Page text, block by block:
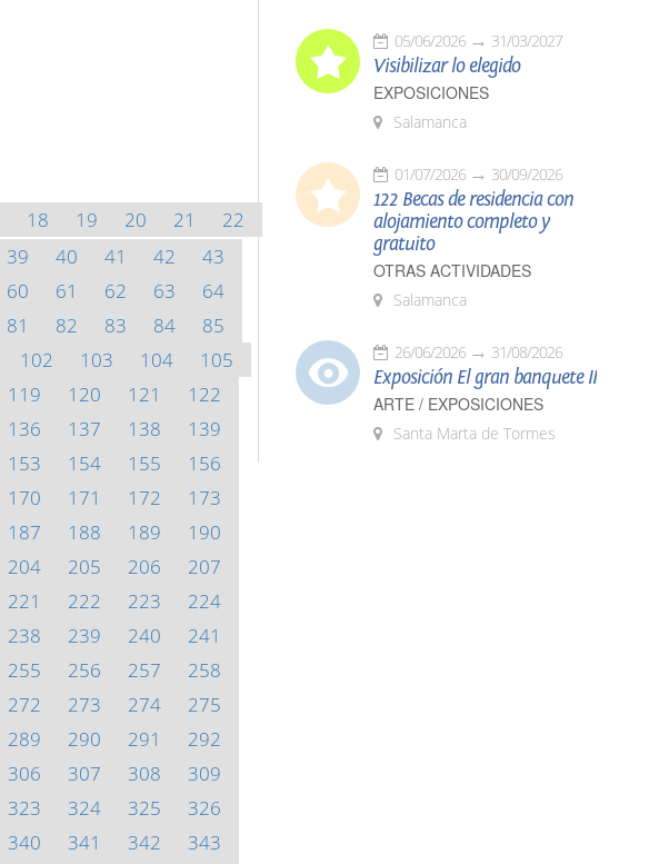
18 19 20 21
22
39 40 41 42
43
60 61 62 63
64
81 82 83 84
85
102 103 104
105
119 120 121
122
136 137 138
139
153 154 155
156
170 171 172
173
187 188 189
190
204 205 206
207
221 222 223
224
238 239 240
241
255 256 257
258
272 273 274
275
289 290 291
292
306 307 308
309
323 324 325
326
340 341 342 343
05/06/2026 31/03/2027
Visibilizar lo elegido
EXPOSICIONES
Salamanca
01/07/2026 30/09/2026
122 Becas de residencia con
alojamiento completo y
gratuito
OTRAS ACTIVIDADES
Salamanca
26/06/2026 31/08/2026
Exposición El gran banquete II
ARTE / EXPOSICIONES
Santa Marta de Tormes